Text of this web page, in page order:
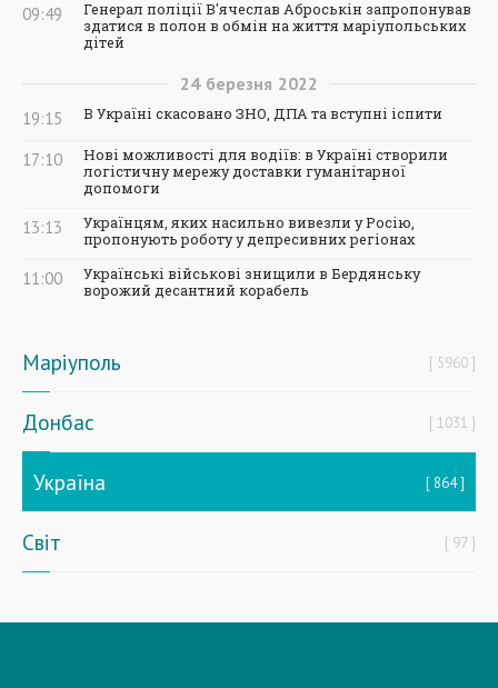
09:49
Генерал поліції В'ячеслав Аброськін запропонував
здатися в полон в обмін на життя маріупольських
дітей
24 березня 2022
19:15 В Україні скасовано ЗНО, ДПА та вступні іспити
17:10
Нові можливості для водіїв: в Україні створили
логістичну мережу доставки гуманітарної
допомоги
13:13
Українцям, яких насильно вивезли у Росію,
пропонують роботу у депресивних регіонах
11:00
Українські військові знищили в Бердянську
ворожий десантний корабель
Маріуполь 5960
Донбас 1031
Україна 864
Світ 97